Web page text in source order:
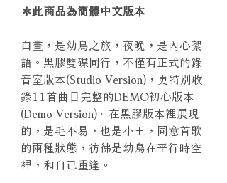
＊此商品為簡體中文版本
白晝，是幼鳥之旅，夜晚，是內心絮
語。黑膠雙碟同行，不僅有正式的錄
音室版本(Studio Version)，更特別收
錄11首曲目完整的DEMO初心版本
(Demo Version)。在黑膠版本裡展現
的，是毛不易，也是小王，同意首歌
的兩種狀態，彷彿是幼鳥在平行時空
裡，和自己重逢。